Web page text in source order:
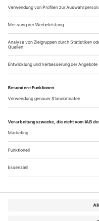
Dominique Efstratiou:
in Magdeburg
Kassandra sieht im
Orchesterwanne
verzehren sich
Hebungen.
Agamemnon rote
Erinnerung an die
Feldherr seine Trophäe
Über uns Kontakt